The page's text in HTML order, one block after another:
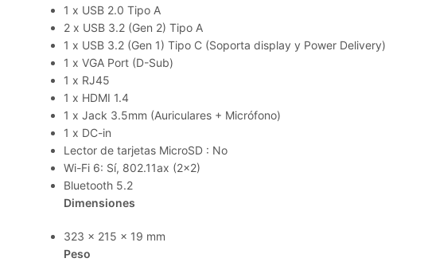
1 x USB 2.0 Tipo A
2 x USB 3.2 (Gen 2) Tipo A
1 x USB 3.2 (Gen 1) Tipo C (Soporta display y Power Delivery)
1 x VGA Port (D-Sub)
1 x RJ45
1 x HDMI 1.4
1 x Jack 3.5mm (Auriculares + Micrófono)
1 x DC-in
Lector de tarjetas MicroSD : No
Wi-Fi 6: Sí, 802.11ax (2×2)
Bluetooth 5.2
Dimensiones
323 x 215 x 19 mm
Peso